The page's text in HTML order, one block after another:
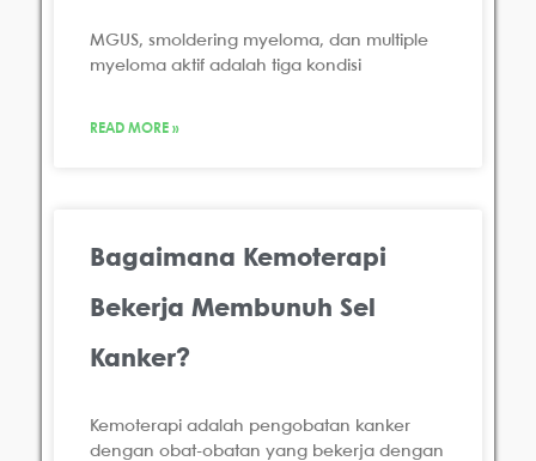
MGUS, smoldering myeloma, dan multiple
myeloma aktif adalah tiga kondisi
READ MORE »
Bagaimana Kemoterapi
Bekerja Membunuh Sel
Kanker?
Kemoterapi adalah pengobatan kanker
dengan obat-obatan yang bekerja dengan